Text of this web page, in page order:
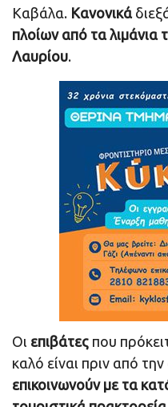
Καβάλα. Κανονικά
πλοίων από τα λιμάνια
Λαυρίου.
Οι επιβάτες που
καλό είναι πριν από
επικοινωνούν με τα